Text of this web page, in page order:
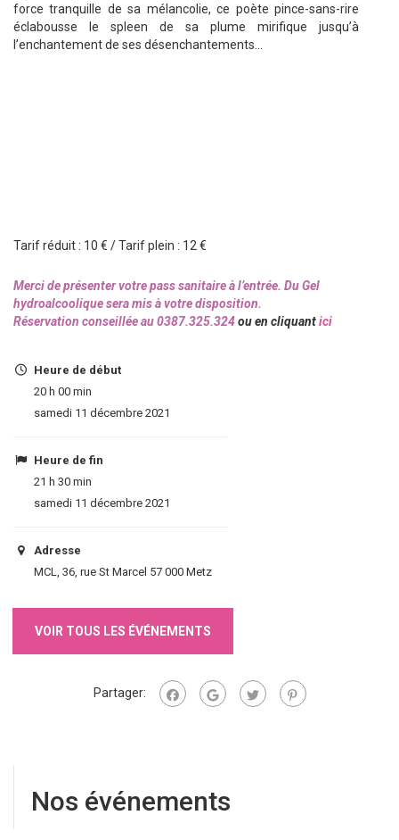
force tranquille de sa mélancolie, ce poète pince-sans-rire
éclabousse le spleen de sa plume mirifique jusqu’à
l’enchantement de ses désenchantements…
Tarif réduit : 10 € / Tarif plein : 12 €
Merci de présenter votre pass sanitaire à l’entrée. Du Gel
hydroalcoolique sera mis à votre disposition.
Réservation conseillée au 0387.325.324ou en cliquantici
Heure de début
20 h 00 min
samedi 11 décembre 2021
Heure de fin
21 h 30 min
samedi 11 décembre 2021
Adresse
MCL, 36, rue St Marcel 57 000 Metz
VOIR TOUS LES ÉVÉNEMENTS
Partager:
Nos événements